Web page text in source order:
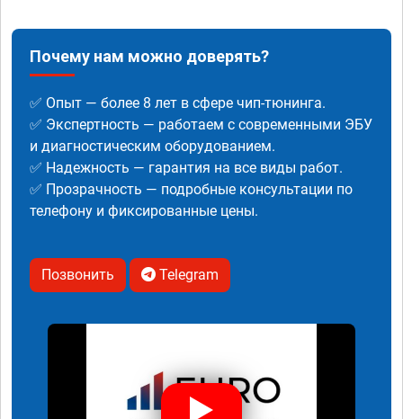
Почему нам можно доверять?
✅ Опыт — более 8 лет в сфере чип-тюнинга.
✅ Экспертность — работаем с современными ЭБУ
и диагностическим оборудованием.
✅ Надежность — гарантия на все виды работ.
✅ Прозрачность — подробные консультации по
телефону и фиксированные цены.
Позвонить Telegram